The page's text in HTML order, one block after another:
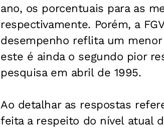
ano, os porcentuais para as
respectivamente. Porém, a
desempenho reflita um
este é ainda o segundo pior
pesquisa em abril de 1995.
Ao detalhar as respostas
feita a respeito do nível atual